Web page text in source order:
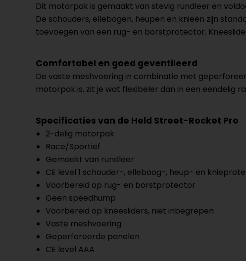
Dit motorpak is gemaakt van stevig rundleer en
De schouders, ellebogen, heupen en knieën zijn
toevoegen van een rug- en borstprotector.
Comfortabel en goed geventileerd
De vaste meshvoering in combinatie met
motorpak is, zit je wat flexibeler dan in een eendelig
Specificaties van de Held Street-Rocket Pro
2-delig motorpak
Race/Sportief
Gemaakt van rundleer
CE level 1 schouder-, elleboog-, heup- en
Voorbereid op rug- en borstprotector
Geen speedhump
Voorbereid op kneesliders, niet inbegrepen
Vaste meshvoering
Geperforeerde panelen
CE level AAA